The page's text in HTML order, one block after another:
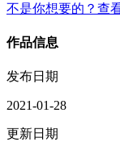
不是你想要的？查
作品信息
发布日期
2021-01-28
更新日期